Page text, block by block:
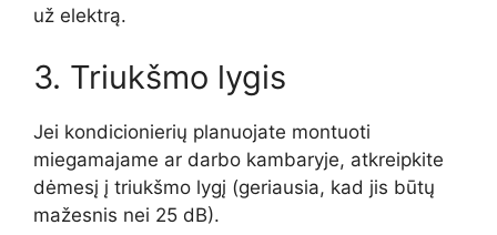
už elektrą.
3. Triukšmo lygis
Jei kondicionierių planuojate montuoti
miegamajame ar darbo kambaryje, atkreipkite
dėmesį į triukšmo lygį (geriausia, kad jis būtų
mažesnis nei 25 dB).